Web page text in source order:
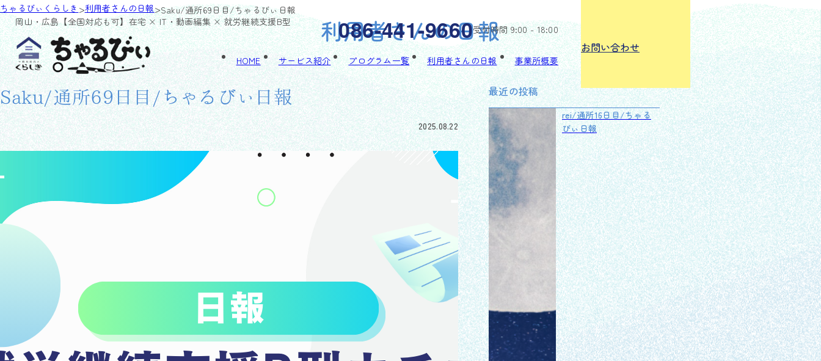
岡山・広島【全国対応も可】在宅 × IT・動画編集 × 就労継続支援B型 086-441-9660受付時間 9:00 - 18:00
HOME サービス紹介 プログラム一覧 利用者さんの日報 事業所概要
お問い合わせ
ちゃるびぃくらしき>利用者さんの日報>Saku/通所69日目/ちゃるびぃ日報
利用者さんの日報
Saku/通所69日目/ちゃるびぃ日報
2025.08.22
最近の投稿
rei/通所16日目/ちゃる
びぃ日報